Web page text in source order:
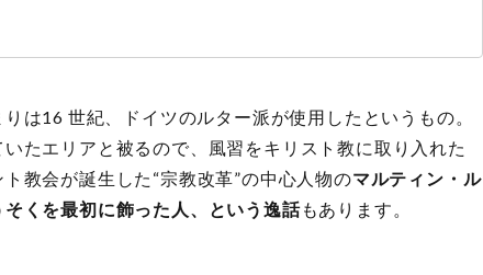
は16 世紀、ドイツのルター派が使用したというもの。
たエリアと被るので、風習をキリスト教に取り入れた
教会が誕生した“宗教改革”の中心人物のマルティン・ル
くを最初に飾った人、という逸話もあります。